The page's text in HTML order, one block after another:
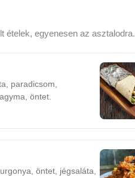
ételek, egyenesen az asztalodra.
paradicsom,
öntet.
öntet, jégsaláta,